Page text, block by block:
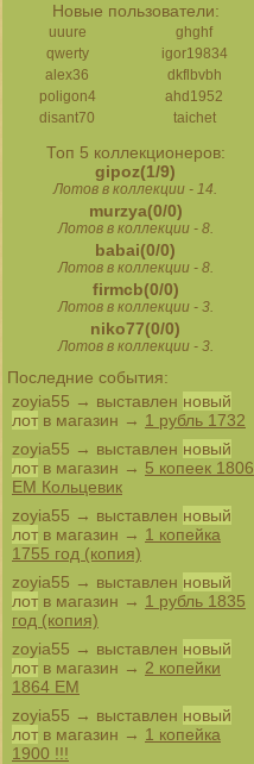
Новые пользователи:
uuure
ghghf
qwerty
igor19834
alex36
dkflbvbh
poligon4
ahd1952
disant70
taichet
Топ 5 коллекционеров:
gipoz(1/9)
Лотов в коллекции - 14.
murzya(0/0)
Лотов в коллекции - 8.
babai(0/0)
Лотов в коллекции - 8.
firmcb(0/0)
Лотов в коллекции - 3.
niko77(0/0)
Лотов в коллекции - 3.
Последние события:
zoyia55 → выставлен новый
лот в магазин → 1 рубль 1732
zoyia55 → выставлен новый
лот в магазин → 5 копеек 1806
ЕМ Кольцевик
zoyia55 → выставлен новый
лот в магазин → 1 копейка
1755 год (копия)
zoyia55 → выставлен новый
лот в магазин → 1 рубль 1835
год (копия)
zoyia55 → выставлен новый
лот в магазин → 2 копейки
1864 ЕМ
zoyia55 → выставлен новый
лот в магазин → 1 копейка
1900 !!!